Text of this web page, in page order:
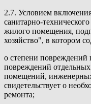
2.7. Условием
санитарно-
жилого помещения,
хозяйство", в котором
о степени повреждений
повреждений
помещений, инженерных
свидетельствует о
ремонта;